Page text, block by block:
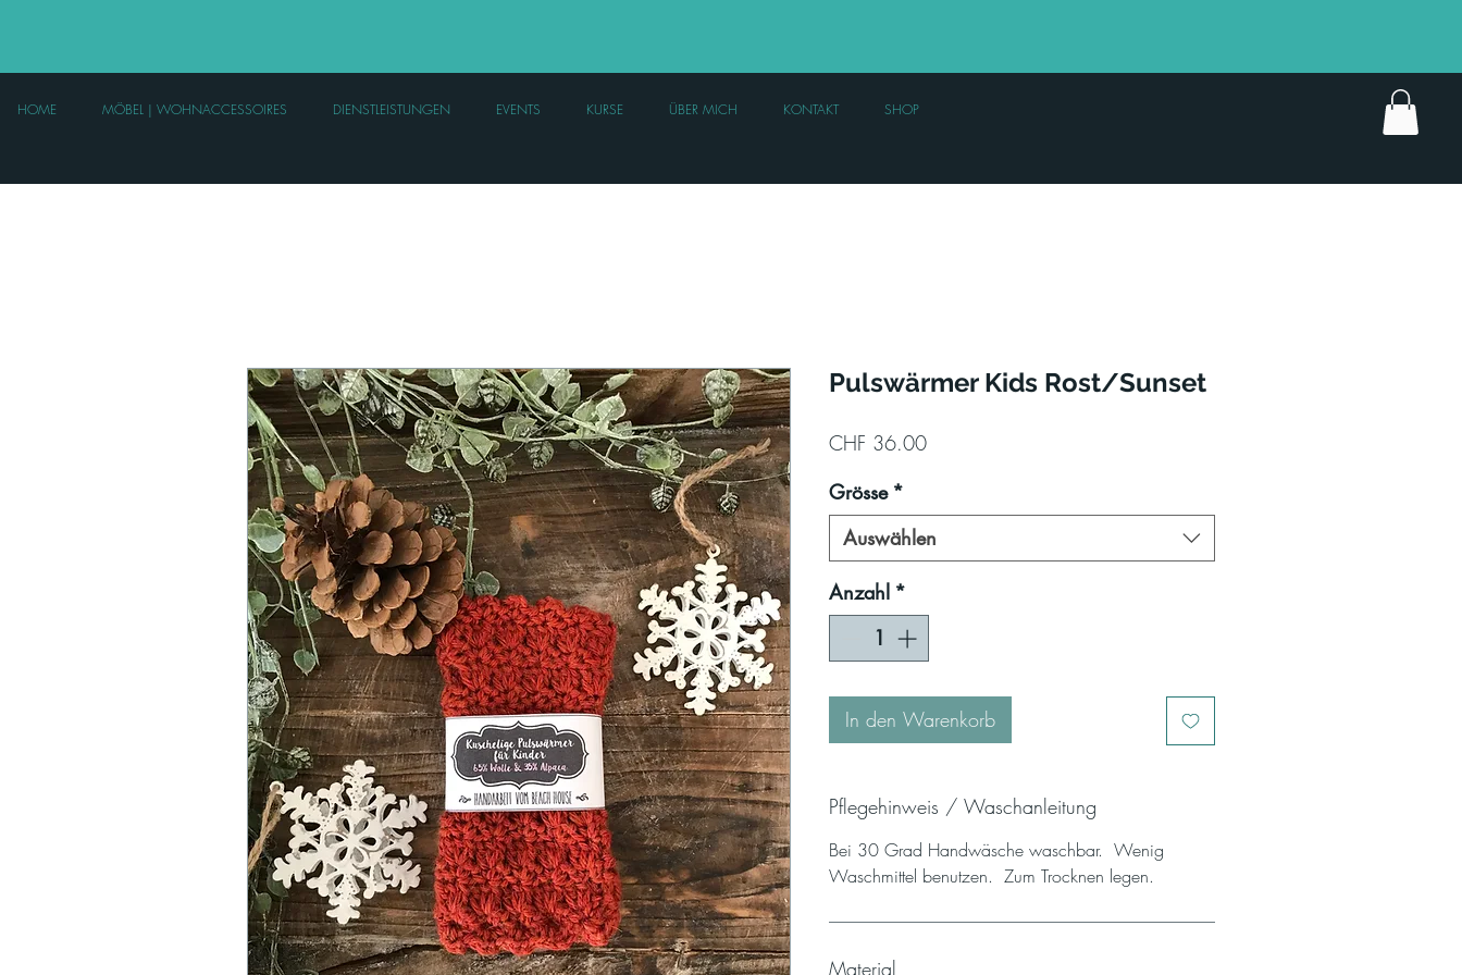
HOME MÖBEL | WOHNACCESSOIRES DIENSTLEISTUNGEN EVENTS KURSE ÜBER MICH KONTAKT SHOP
Pulswärmer Kids Rost/Sunset
CHF 36.00Preis
Grösse *
Auswählen
Anzahl *
In den Warenkorb
Pflegehinweis / Waschanleitung
Bei 30 Grad Handwäsche waschbar. Wenig
Waschmittel benutzen. Zum Trocknen legen.
Material